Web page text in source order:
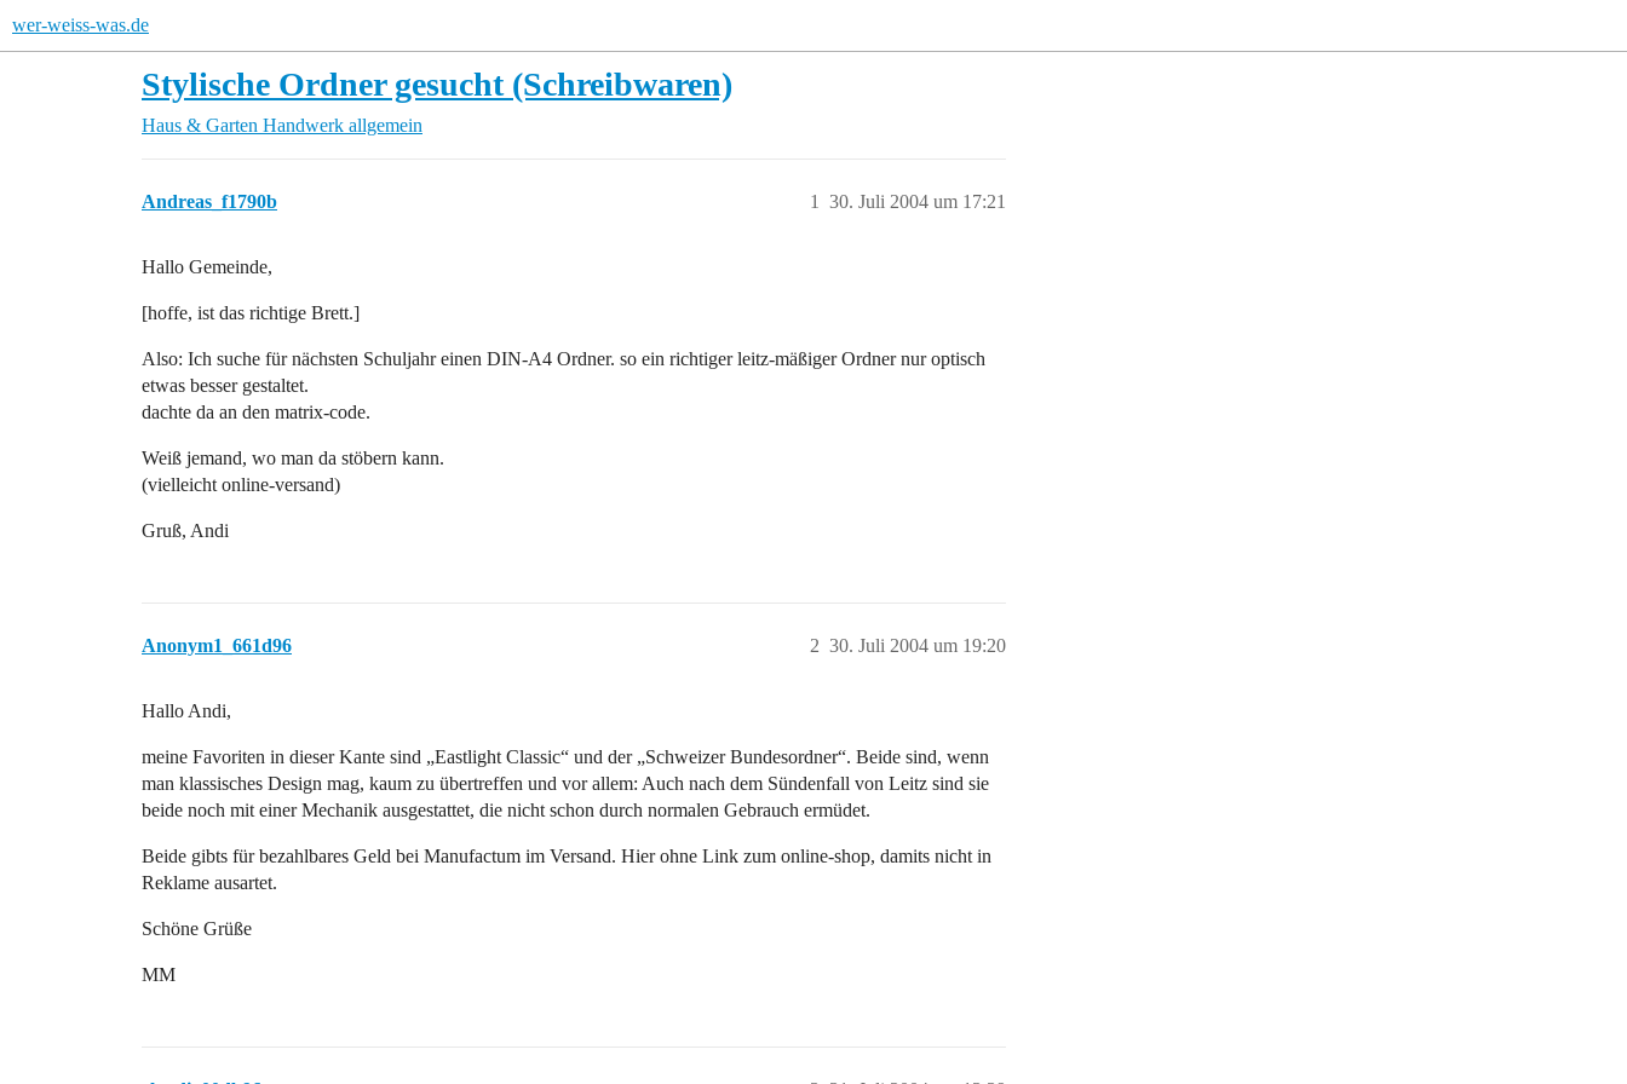
wer-weiss-was.de
Stylische Ordner gesucht (Schreibwaren)
Haus & Garten Handwerk allgemein
Andreas_f1790b 30. Juli 2004 um 17:21
1
Hallo Gemeinde,
[hoffe, ist das richtige Brett.]
Also: Ich suche für nächsten Schuljahr einen DIN-A4 Ordner. so ein richtiger leitz-mäßiger Ordner nur optisch
etwas besser gestaltet.
dachte da an den matrix-code.
Weiß jemand, wo man da stöbern kann.
(vielleicht online-versand)
Gruß, Andi
Anonym1_661d96 30. Juli 2004 um 19:20
2
Hallo Andi,
meine Favoriten in dieser Kante sind „Eastlight Classic“ und der „Schweizer Bundesordner“. Beide sind, wenn
man klassisches Design mag, kaum zu übertreffen und vor allem: Auch nach dem Sündenfall von Leitz sind sie
beide noch mit einer Mechanik ausgestattet, die nicht schon durch normalen Gebrauch ermüdet.
Beide gibts für bezahlbares Geld bei Manufactum im Versand. Hier ohne Link zum online-shop, damits nicht in
Reklame ausartet.
Schöne Grüße
MM